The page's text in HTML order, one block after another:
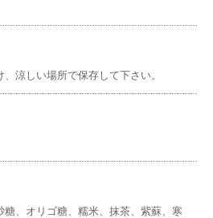
涼しい場所で保存して下さい。
糖、オリゴ糖、糯米、抹茶、紫蘇、寒